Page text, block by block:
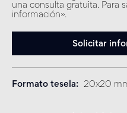
una consulta gratuita. Para
información».
Solicitar
Formato tesela 20x20